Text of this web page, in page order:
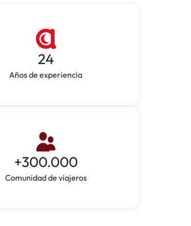
24
Años de experiencia
+300.000
Comunidad de viajeros